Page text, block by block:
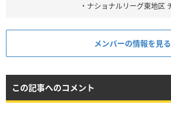
・ナショナルリーグ東地区
メンバーの情報を見る
この記事へのコメント